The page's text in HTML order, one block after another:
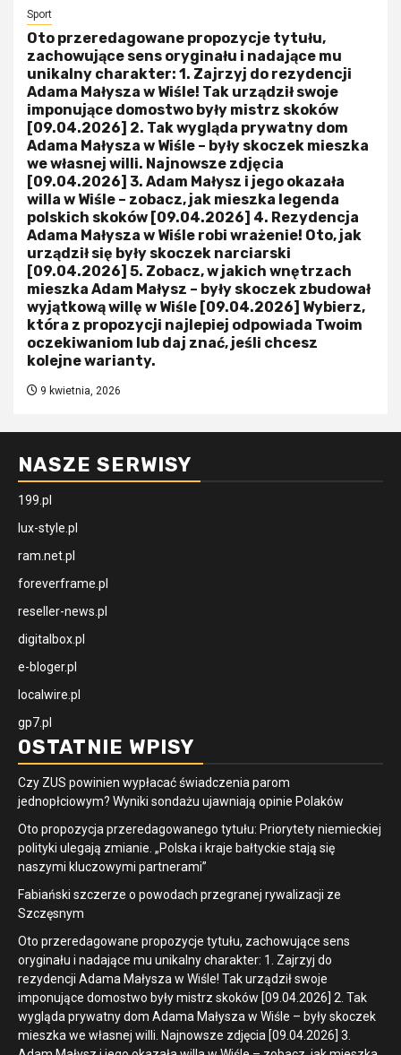
Sport
Oto przeredagowane propozycje tytułu,
zachowujące sens oryginału i nadające mu
unikalny charakter: 1. Zajrzyj do rezydencji
Adama Małysza w Wiśle! Tak urządził swoje
imponujące domostwo były mistrz skoków
[09.04.2026] 2. Tak wygląda prywatny dom
Adama Małysza w Wiśle – były skoczek mieszka
we własnej willi. Najnowsze zdjęcia
[09.04.2026] 3. Adam Małysz i jego okazała
willa w Wiśle – zobacz, jak mieszka legenda
polskich skoków [09.04.2026] 4. Rezydencja
Adama Małysza w Wiśle robi wrażenie! Oto, jak
urządził się były skoczek narciarski
[09.04.2026] 5. Zobacz, w jakich wnętrzach
mieszka Adam Małysz – były skoczek zbudował
wyjątkową willę w Wiśle [09.04.2026] Wybierz,
która z propozycji najlepiej odpowiada Twoim
oczekiwaniom lub daj znać, jeśli chcesz
kolejne warianty.
9 kwietnia, 2026
NASZE SERWISY
199.pl
lux-style.pl
ram.net.pl
foreverframe.pl
reseller-news.pl
digitalbox.pl
e-bloger.pl
localwire.pl
gp7.pl
OSTATNIE WPISY
Czy ZUS powinien wypłacać świadczenia parom
jednopłciowym? Wyniki sondażu ujawniają opinie Polaków
Oto propozycja przeredagowanego tytułu: Priorytety niemieckiej
polityki ulegają zmianie. „Polska i kraje bałtyckie stają się
naszymi kluczowymi partnerami”
Fabiański szczerze o powodach przegranej rywalizacji ze
Szczęsnym
Oto przeredagowane propozycje tytułu, zachowujące sens
oryginału i nadające mu unikalny charakter: 1. Zajrzyj do
rezydencji Adama Małysza w Wiśle! Tak urządził swoje
imponujące domostwo były mistrz skoków [09.04.2026] 2. Tak
wygląda prywatny dom Adama Małysza w Wiśle – były skoczek
mieszka we własnej willi. Najnowsze zdjęcia [09.04.2026] 3.